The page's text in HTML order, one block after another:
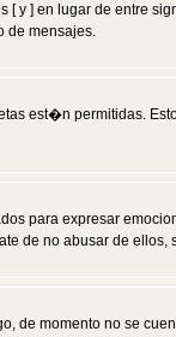
[ y ] en lugar de entre
de mensajes.
est�n permitidas.
para expresar
de no abusar de
de momento no se